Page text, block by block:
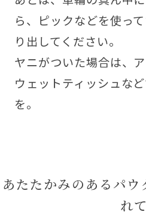
ら、ピックなどを使っ
り出してください。
ヤニがついた場合は、
ウェットティッシュな
を。
あたたかみのあるパ
れて